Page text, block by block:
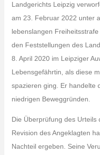
Landgerichts Leipzig
am 23. Februar 2022 unter
lebenslangen
den Feststellungen des
8. April 2020 im Leipziger
Lebensgefährtin, als diese
spazieren ging. Er handelte
niedrigen Beweggründen.
Die Überprüfung des Urteils
Revision des Angeklagten
Nachteil ergeben. Seine